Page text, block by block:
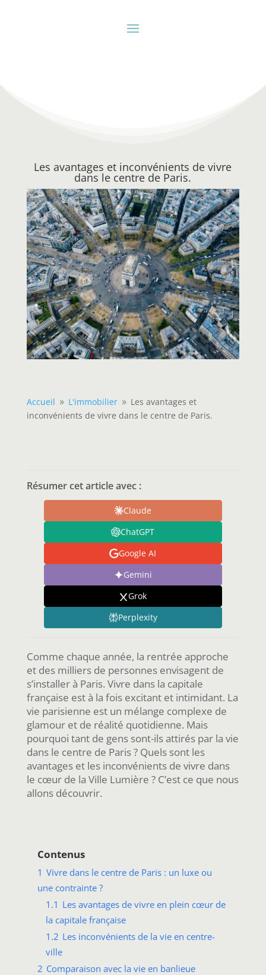
Les avantages et inconvénients de vivre
dans le centre de Paris.
Accueil 9 L'immobilier 9 Les avantages et
inconvénients de vivre dans le centre de Paris.
Résumer cet article avec :
Claude
ChatGPT
Google AI
Gemini
Grok
Perplexity
Comme chaque année, la rentrée approche
et des milliers de personnes envisagent de
s’installer à Paris. Vivre dans la capitale
française est à la fois excitant et intimidant. La
vie parisienne est un mélange complexe de
glamour et de réalité quotidienne. Mais
pourquoi tant de gens sont-ils attirés par la vie
dans le centre de Paris ? Quels sont les
avantages et les inconvénients de vivre dans
le cœur de la Ville Lumière ? C’est ce que nous
allons découvrir.
Contenus
1 Vivre dans le centre de Paris : un luxe ou
une contrainte ?
1.1 Les avantages de vivre en plein cœur de
la capitale française
1.2 Les inconvénients de la vie en centre-
ville
2 Comparaison avec la vie en banlieue